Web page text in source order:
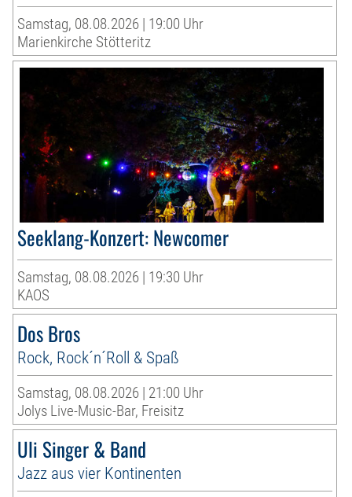
Samstag, 08.08.2026 | 19:00 Uhr
Marienkirche Stötteritz
Seeklang-Konzert: Newcomer
Samstag, 08.08.2026 | 19:30 Uhr
KAOS
Dos Bros
Rock, Rock´n´Roll & Spaß
Samstag, 08.08.2026 | 21:00 Uhr
Jolys Live-Music-Bar, Freisitz
Uli Singer & Band
Jazz aus vier Kontinenten